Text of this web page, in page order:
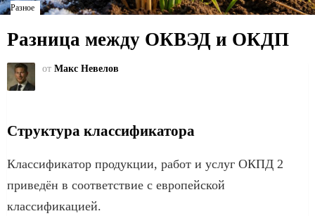
Разное
Разница между ОКВЭД и ОКДП
от Макс Невелов
Структура классификатора
Классификатор продукции, работ и услуг ОКПД 2
приведён в соответствие с европейской
классификацией.